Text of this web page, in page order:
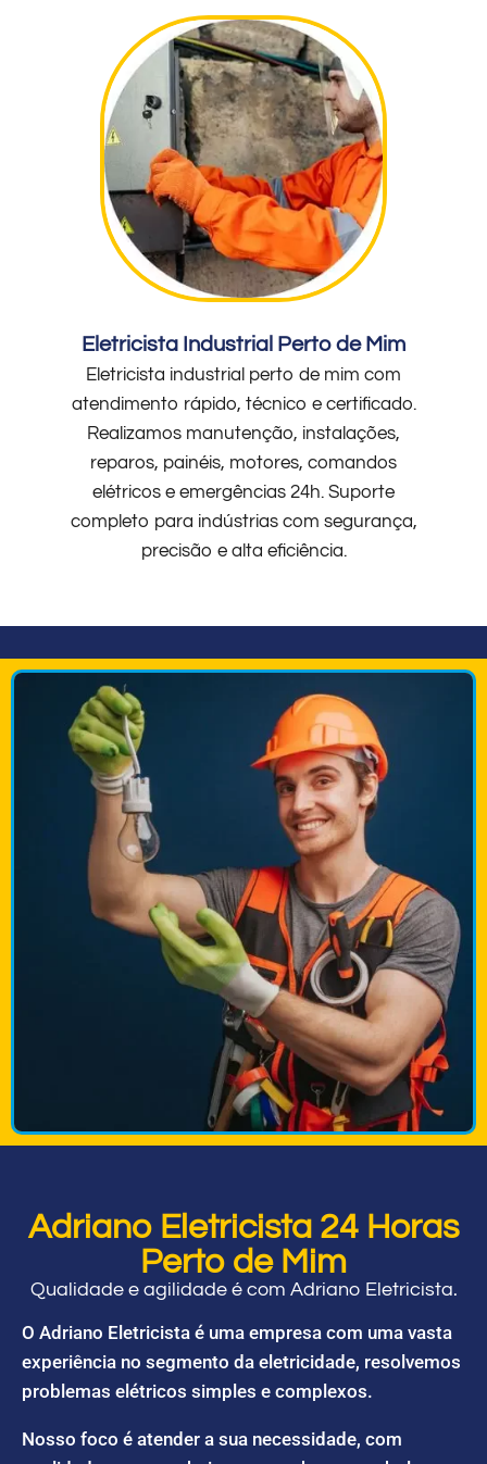
Eletricista Industrial Perto de Mim
Eletricista industrial perto de mim com
atendimento rápido, técnico e certificado.
Realizamos manutenção, instalações,
reparos, painéis, motores, comandos
elétricos e emergências 24h. Suporte
completo para indústrias com segurança,
precisão e alta eficiência.
Adriano Eletricista 24 Horas
Perto de Mim
Qualidade e agilidade é com Adriano Eletricista.
O Adriano Eletricista é uma empresa com uma vasta
experiência no segmento da eletricidade, resolvemos
problemas elétricos simples e complexos.
Nosso foco é atender a sua necessidade, com